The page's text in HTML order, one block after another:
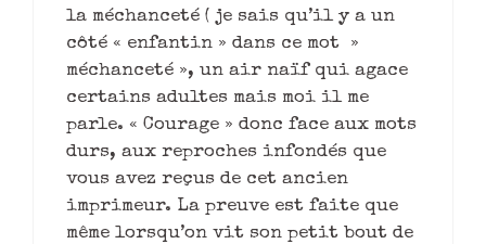
la méchanceté ( je sais qu’il y a un
côté « enfantin » dans ce mot »
méchanceté », un air naïf qui agace
certains adultes mais moi il me
parle. « Courage » donc face aux mots
durs, aux reproches infondés que
vous avez reçus de cet ancien
imprimeur. La preuve est faite que
même lorsqu’on vit son petit bout de